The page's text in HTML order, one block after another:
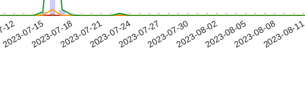
12
2023-07-152023-07-182023-07-212023-07-242023-07-272023-07-302023-08-022023-08-052023-08-082023-08-11